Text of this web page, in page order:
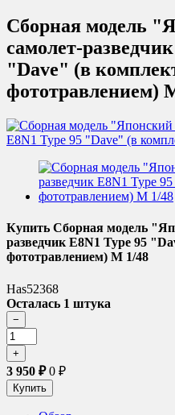
Сборная модель
самолет-
"Dave" (в
фототравлением)
Купить Сборная модель
разведчик E8N1 Type 95
фототравлением) М 1/48
Has52368
Осталась 1 штука
3 950 ₽0 ₽